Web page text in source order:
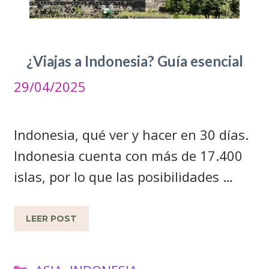
¿Viajas a Indonesia? Guía esencial
29/04/2025
Indonesia, qué ver y hacer en 30 días.
Indonesia cuenta con más de 17.400
islas, por lo que las posibilidades …
LEER POST